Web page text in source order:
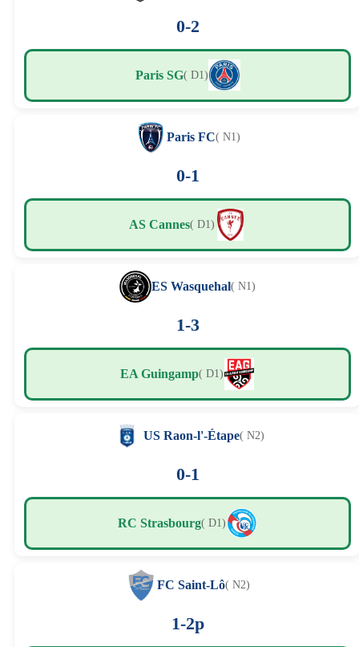
0-2
Paris SG( D1)
Paris FC( N1)
0-1
AS Cannes( D1)
ES Wasquehal( N1)
1-3
EA Guingamp( D1)
US Raon-l'-Étape( N2)
0-1
RC Strasbourg( D1)
FC Saint-Lô( N2)
1-2p